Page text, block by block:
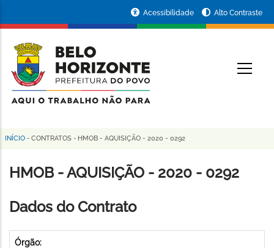
conteúdo
principal
da
Prefeitura
de
Horizonte
Acessibilidade Alto Contraste
Trilha
de
INÍCIO - CONTRATOS - HMOB - AQUISIÇÃO - 2020 - 0292
HMOB - AQUISIÇÃO - 2020 - 0292
Dados do Contrato
Órgão: